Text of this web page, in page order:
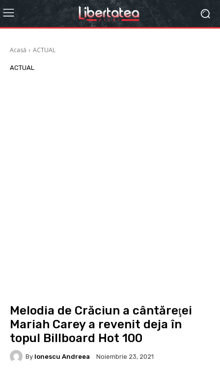
Acasă ACTUAL
ACTUAL
Melodia de Crăciun a cântăreţei
Mariah Carey a revenit deja în
topul Billboard Hot 100
By Ionescu Andreea Noiembrie 23, 2021